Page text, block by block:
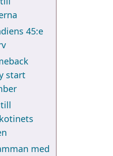
45:e
start
med